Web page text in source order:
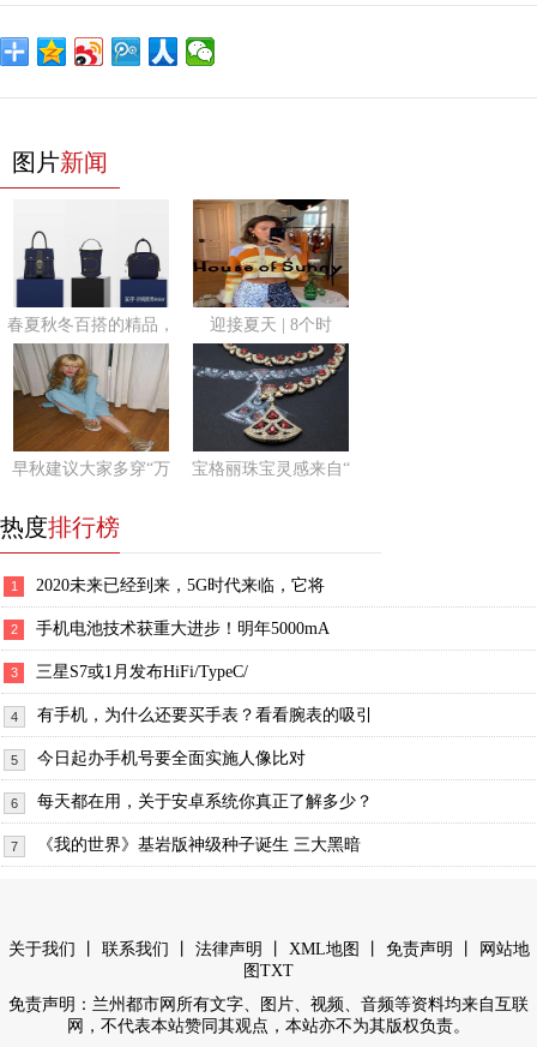
图片新闻
春夏秋冬百搭的精品， 迎接夏天 | 8个时
早秋建议大家多穿“万 宝格丽珠宝灵感来自“
热度排行榜
1 2020未来已经到来，5G时代来临，它将
2 手机电池技术获重大进步！明年5000mA
3 三星S7或1月发布HiFi/TypeC/
4 有手机，为什么还要买手表？看看腕表的吸引
5 今日起办手机号要全面实施人像比对
6 每天都在用，关于安卓系统你真正了解多少？
7 《我的世界》基岩版神级种子诞生 三大黑暗
关于我们 联系我们 法律声明 XML地图 免责声明
网站地
图 TXT
免责声明：兰州都市网所有文字、图片、视频、音频等资料均来自互联
网，不代表本站赞同其观点，本站亦不为其版权负责。